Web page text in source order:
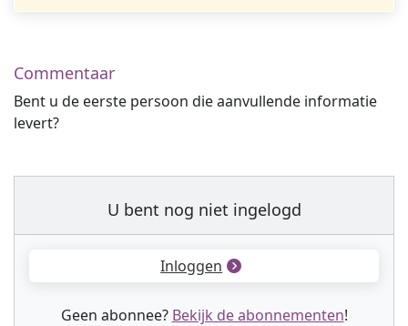
Commentaar
Bent u de eerste persoon die aanvullende informatie
levert?
U bent nog niet ingelogd
Inloggen
Geen abonnee? Bekijk de abonnementen!